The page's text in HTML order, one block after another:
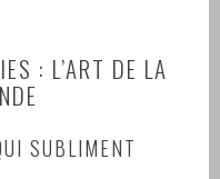
: L’ART DE LA
SUBLIMENT